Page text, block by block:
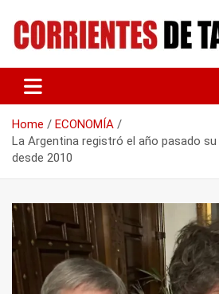
content
CORRIENTES DE
Home
ECONOMÍA
La Argentina registró el año pasado
desde 2010